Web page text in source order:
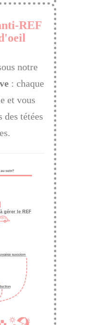
REF
notre
: chaque
et vous
des tétées